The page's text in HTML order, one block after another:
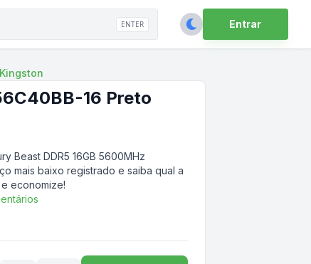
ENTER Entrar
16 Preto
Beast DDR5 16GB 5600MHz
mais baixo registrado e saiba qual a
economize!